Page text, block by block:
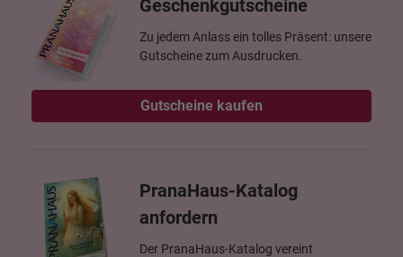
Geschenkgutscheine
Zu jedem Anlass ein tolles Präsent: unsere
Gutscheine zum Ausdrucken.
Gutscheine kaufen
PranaHaus-Katalog
anfordern
Der PranaHaus-Katalog vereint